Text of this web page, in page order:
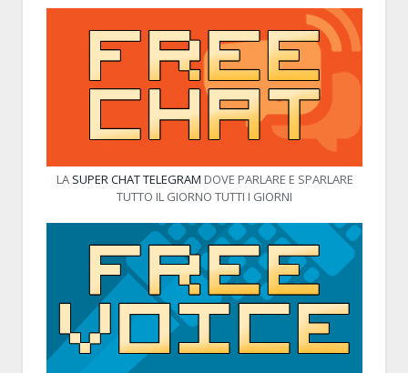
LA SUPER CHAT TELEGRAM DOVE PARLARE E SPARLARE
TUTTO IL GIORNO TUTTI I GIORNI